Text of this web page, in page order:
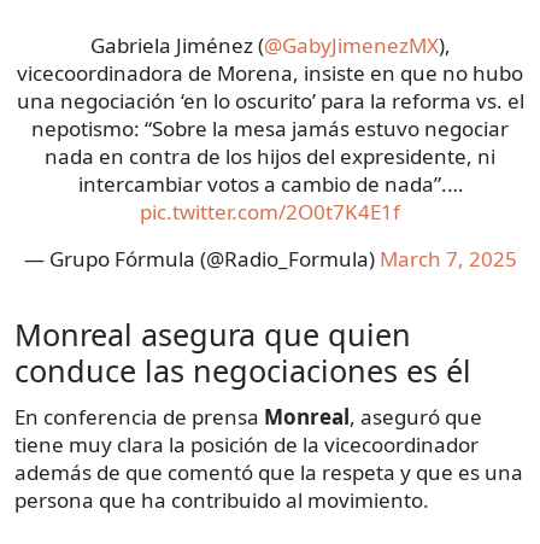
Gabriela Jiménez (@GabyJimenezMX),
vicecoordinadora de Morena, insiste en que no hubo
una negociación ‘en lo oscurito’ para la reforma vs. el
nepotismo: “Sobre la mesa jamás estuvo negociar
nada en contra de los hijos del expresidente, ni
intercambiar votos a cambio de nada”.…
pic.twitter.com/2O0t7K4E1f
— Grupo Fórmula (@Radio_Formula) March 7, 2025
Monreal asegura que quien
conduce las negociaciones es él
En conferencia de prensa Monreal, aseguró que
tiene muy clara la posición de la vicecoordinador
además de que comentó que la respeta y que es una
persona que ha contribuido al movimiento.